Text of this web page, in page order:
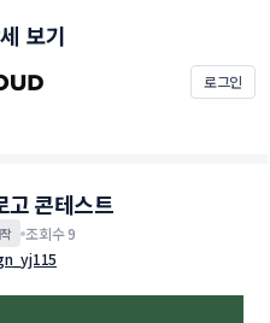
로그인
보기
고 콘테스트
조회수 9